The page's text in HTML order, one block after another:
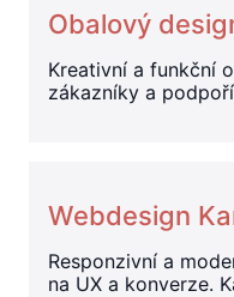
Obalový
Kreativní a funkční
zákazníky a
Webdesign
Responzivní a
na UX a konverze.